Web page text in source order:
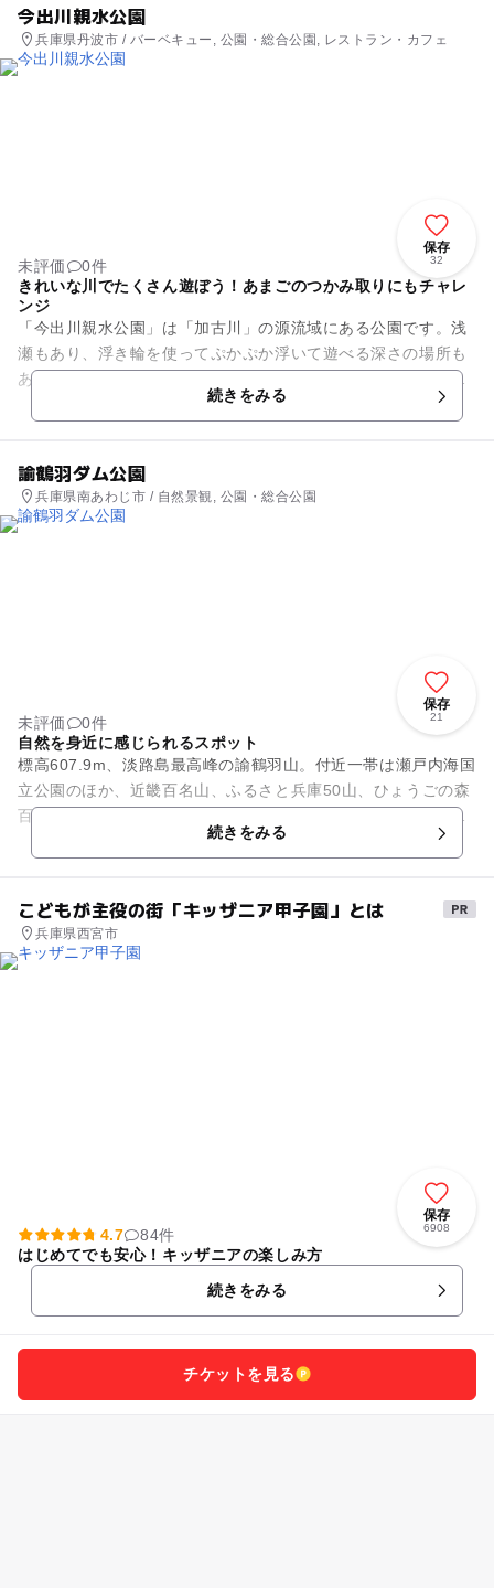
今出川親水公園
兵庫県丹波市 / バーベキュー, 公園・総合公園, レストラン・カフェ
保存
32
未評価
0件
きれいな川でたくさん遊ぼう！あまごのつかみ取りにもチャレ
ンジ
「今出川親水公園」は「加古川」の源流域にある公園です。浅
瀬もあり、浮き輪を使ってぷかぷか浮いて遊べる深さの場所も
あり、たくさん遊ぶことが出来ます。なお、日影が少ないの
で、帽子や簡易テントなどを持...
続きをみる
諭鶴羽ダム公園
兵庫県南あわじ市 / 自然景観, 公園・総合公園
保存
21
未評価
0件
自然を身近に感じられるスポット
標高607.9m、淡路島最高峰の諭鶴羽山。付近一帯は瀬戸内海国
立公園のほか、近畿百名山、ふるさと兵庫50山、ひょうごの森
百選にも選定されています。温暖な気候や変化に富んだ地形か
続きをみる
こどもが主役の街「キッザニア甲子園」とは
兵庫県西宮市
保存
6908
4.7
84件
はじめてでも安心！キッザニアの楽しみ方
続きをみる
チケットを見る